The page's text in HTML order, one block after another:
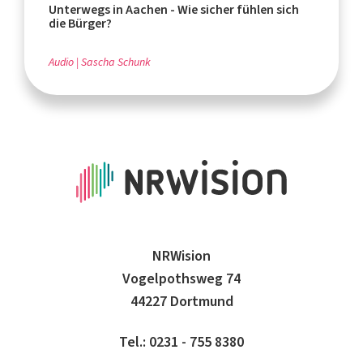
Unterwegs in Aachen - Wie sicher fühlen sich
die Bürger?
Audio Sascha Schunk
NRWision
Vogelpothsweg 74
44227 Dortmund
Tel.: 0231 - 755 8380